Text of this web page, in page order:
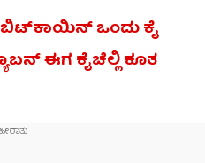
ಬಿಟ್​ಕಾಯಿನ್ ಒಂದು ಕೈ
ಈಗ ಕೈಚೆಲ್ಲಿ ಕೂತ